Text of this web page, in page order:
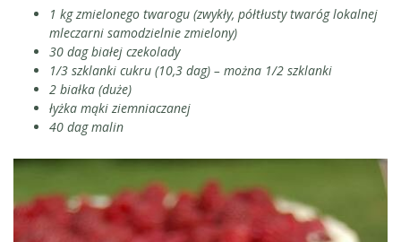
1 kg zmielonego twarogu (zwykły, półtłusty twaróg lokalnej
mleczarni samodzielnie zmielony)
30 dag białej czekolady
1/3 szklanki cukru (10,3 dag) – można 1/2 szklanki
2 białka (duże)
łyżka mąki ziemniaczanej
40 dag malin